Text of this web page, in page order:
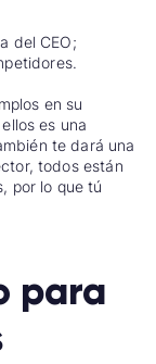
del CEO;
en su
es una
te dará una
todos están
por lo que tú
para